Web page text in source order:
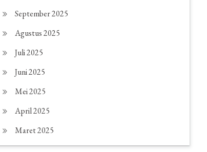
September 2025
Agustus 2025
Juli 2025
Juni 2025
Mei 2025
April 2025
Maret 2025